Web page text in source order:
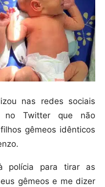
nas redes sociais
no Twitter que não
gêmeos idênticos
polícia para tirar as
gêmeos e me dizer